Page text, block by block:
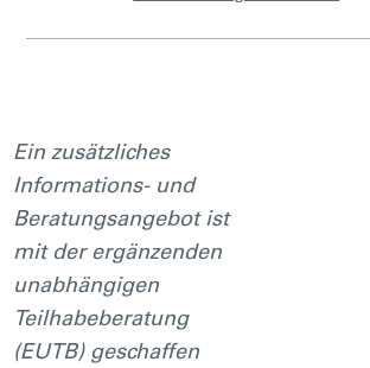
Ein zusätzliches
Informations- und
Beratungsangebot ist
mit der ergänzenden
unabhängigen
Teilhabeberatung
(EUTB) geschaffen